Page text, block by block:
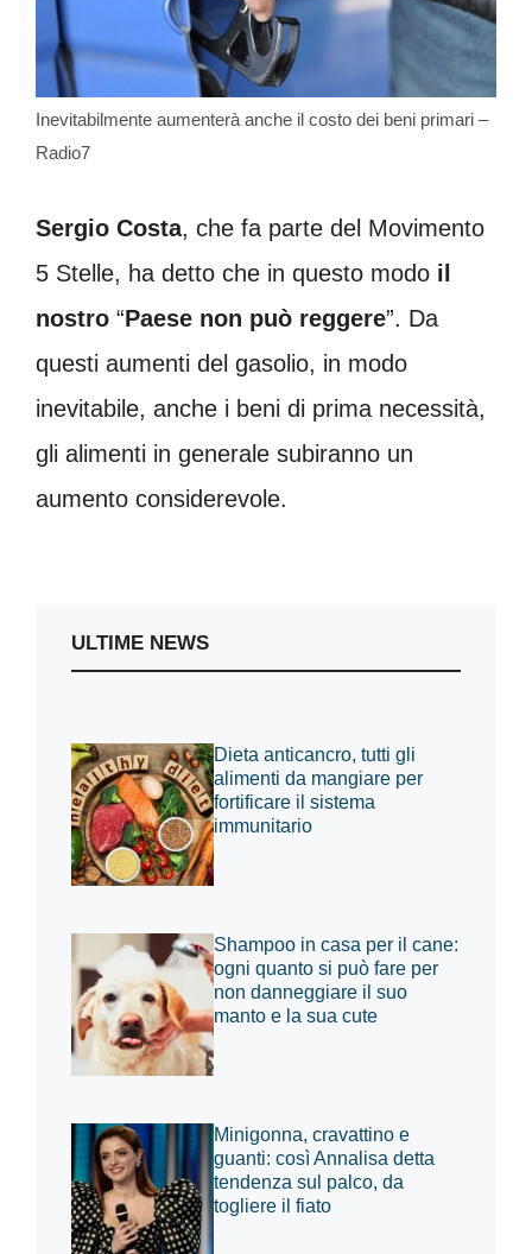
Inevitabilmente aumenterà anche il costo dei beni primari –
Radio7
Sergio Costa, che fa parte del Movimento
5 Stelle, ha detto che in questo modo il
nostro “Paese non può reggere”. Da
questi aumenti del gasolio, in modo
inevitabile, anche i beni di prima necessità,
gli alimenti in generale subiranno un
aumento considerevole.
ULTIME NEWS
Dieta anticancro, tutti gli
alimenti da mangiare per
fortificare il sistema
immunitario
Shampoo in casa per il cane:
ogni quanto si può fare per
non danneggiare il suo
manto e la sua cute
Minigonna, cravattino e
guanti: così Annalisa detta
tendenza sul palco, da
togliere il fiato